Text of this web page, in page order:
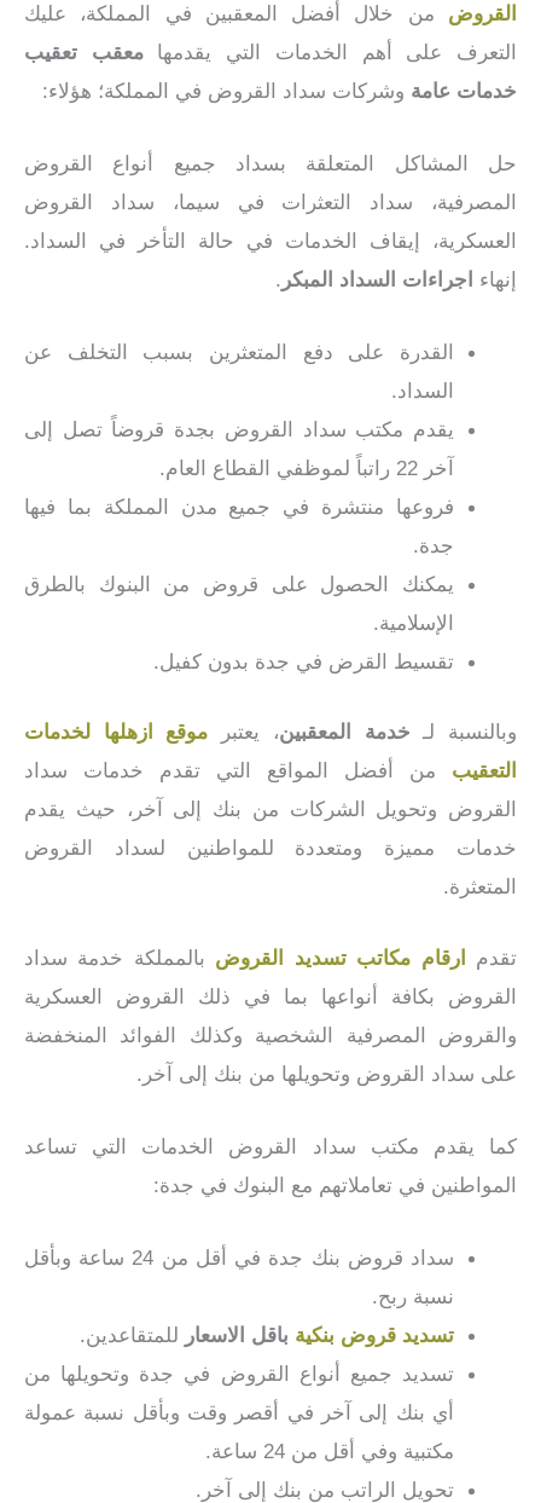
القروض من خلال أفضل المعقبين في المملكة، عليك
التعرف على أهم الخدمات التي يقدمهامعقب تعقيب
خدمات عامة وشركات سداد القروض في المملكة؛ هؤلاء:
حل المشاكل المتعلقة بسداد جميع أنواع القروض
المصرفية، سداد التعثرات في سيما، سداد القروض
العسكرية، إيقاف الخدمات في حالة التأخر في السداد.
إنهاء اجراءات السداد المبكر .
القدرة على دفع المتعثرين بسبب التخلف عن
السداد.
يقدم مكتب سداد القروض بجدة قروضاً تصل إلى
آخر 22 راتباً لموظفي القطاع العام.
فروعها منتشرة في جميع مدن المملكة بما فيها
جدة.
يمكنك الحصول على قروض من البنوك بالطرق
الإسلامية.
تقسيط القرض في جدة بدون كفيل.
وبالنسبة لـ خدمة المعقبين، يعتبر موقع ازهلها لخدمات
التعقيب من أفضل المواقع التي تقدم خدمات سداد
القروض وتحويل الشركات من بنك إلى آخر، حيث يقدم
خدمات مميزة ومتعددة للمواطنين لسداد القروض
المتعثرة.
تقدم ارقام مكاتب تسديد القروض بالمملكة خدمة سداد
القروض بكافة أنواعها بما في ذلك القروض العسكرية
والقروض المصرفية الشخصية وكذلك الفوائد المنخفضة
على سداد القروض وتحويلها من بنك إلى آخر.
كما يقدم مكتب سداد القروض الخدمات التي تساعد
المواطنين في تعاملاتهم مع البنوك في جدة:
سداد قروض بنك جدة في أقل من 24 ساعة وبأقل
نسبة ربح.
تسديد قروض بنكية باقل الاسعار للمتقاعدين.
تسديد جميع أنواع القروض في جدة وتحويلها من
أي بنك إلى آخر في أقصر وقت وبأقل نسبة عمولة
مكتبية وفي أقل من 24 ساعة.
تحويل الراتب من بنك إلى آخر.